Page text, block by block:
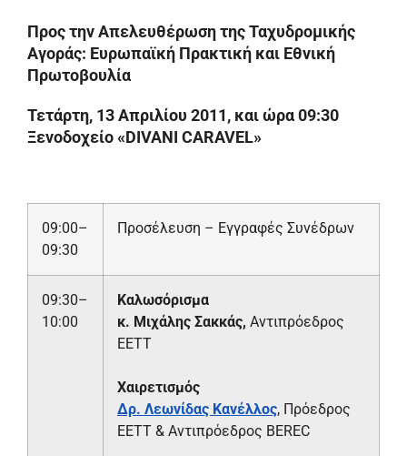
Προς τηνAπελευθέρωση της Ταχυδρομικής
Αγοράς: Ευρωπαϊκή Πρακτική και Εθνική
Πρωτοβουλία
Τετάρτη, 13 Απριλίου 2011, και ώρα 09:30
Ξενοδοχείο «DIVANI CARAVEL»
09:00–
09:30
Προσέλευση – Εγγραφές Συνέδρων
09:30–
10:00
Καλωσόρισμα
κ. M ιχάλης Σακκάς, Αντιπρόεδρος
ΕΕΤΤ
Χαιρετισμός
Δρ. Λεωνίδας Κανέλλος, Πρόεδρος
ΕΕΤΤ & Αντιπρόεδρος BEREC